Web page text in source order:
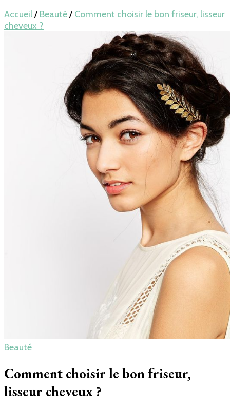
Accueil/ Beauté/ Comment choisir le bon friseur, lisseur
cheveux ?
Beauté
Comment choisir le bon friseur,
lisseur cheveux ?